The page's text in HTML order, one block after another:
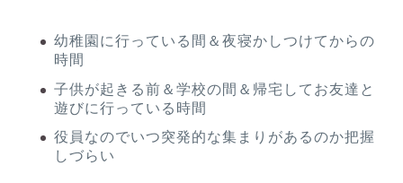
幼稚園に行っている間＆夜寝かしつけてからの
時間
子供が起きる前＆学校の間＆帰宅してお友達と
遊びに行っている時間
役員なのでいつ突発的な集まりがあるのか把握
しづらい